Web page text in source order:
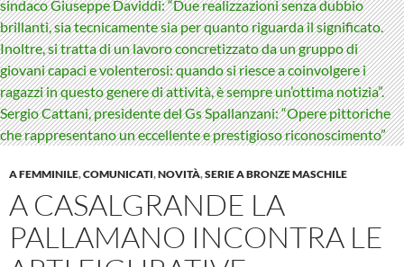
A FEMMINILE,COMUNICATI,NOVITÀ,SERIE A BRONZE MASCHILE
A CASALGRANDE LA
PALLAMANO INCONTRA LE